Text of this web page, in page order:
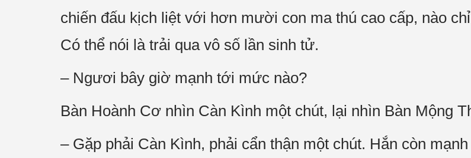
chiến đấu kịch liệt với hơn mười con ma thú cao cấp, nào
Có thể nói là trải qua vô số lần sinh tử.
– Ngươi bây giờ mạnh tới mức nào?
Bàn Hoành Cơ nhìn Càn Kình một chút, lại nhìn Bàn Mộng
– Gặp phải Càn Kình, phải cẩn thận một chút. Hắn còn